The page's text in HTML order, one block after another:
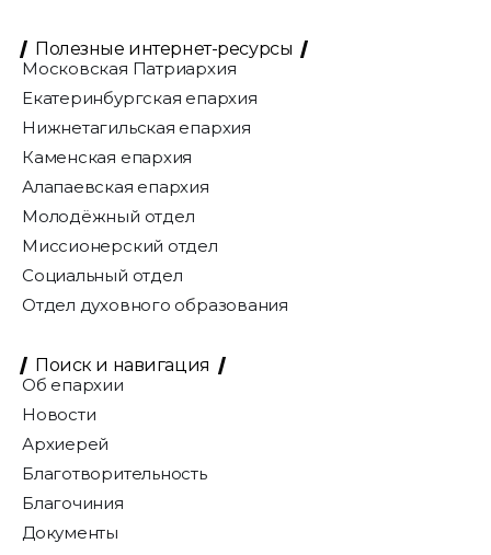
Полезные интернет-ресурсы
Московская Патриархия
Екатеринбургская епархия
Нижнетагильская епархия
Каменская епархия
Алапаевская епархия
Молодёжный отдел
Миссионерский отдел
Социальный отдел
Отдел духовного образования
Поиск и навигация
Об епархии
Новости
Архиерей
Благотворительность
Благочиния
Документы